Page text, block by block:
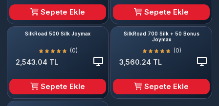
Sepete Ekle Sepete Ekle
SilkRoad 500 Silk Joymax
(0)
2,543.04 TL
Sepete Ekle
SilkRoad 700 Silk + 50 Bonus
Joymax
(0)
3,560.24 TL
Sepete Ekle